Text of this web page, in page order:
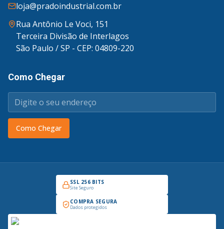
loja@pradoindustrial.com.br
Rua Antônio Le Voci, 151
Terceira Divisão de Interlagos
São Paulo / SP - CEP: 04809-220
Como Chegar
Como Chegar
SSL 256 BITS
Site Seguro
COMPRA SEGURA
Dados protegidos